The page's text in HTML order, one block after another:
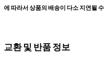
에 따라서 상품의 배송이 다소 지연될
교환 및 반품 정보